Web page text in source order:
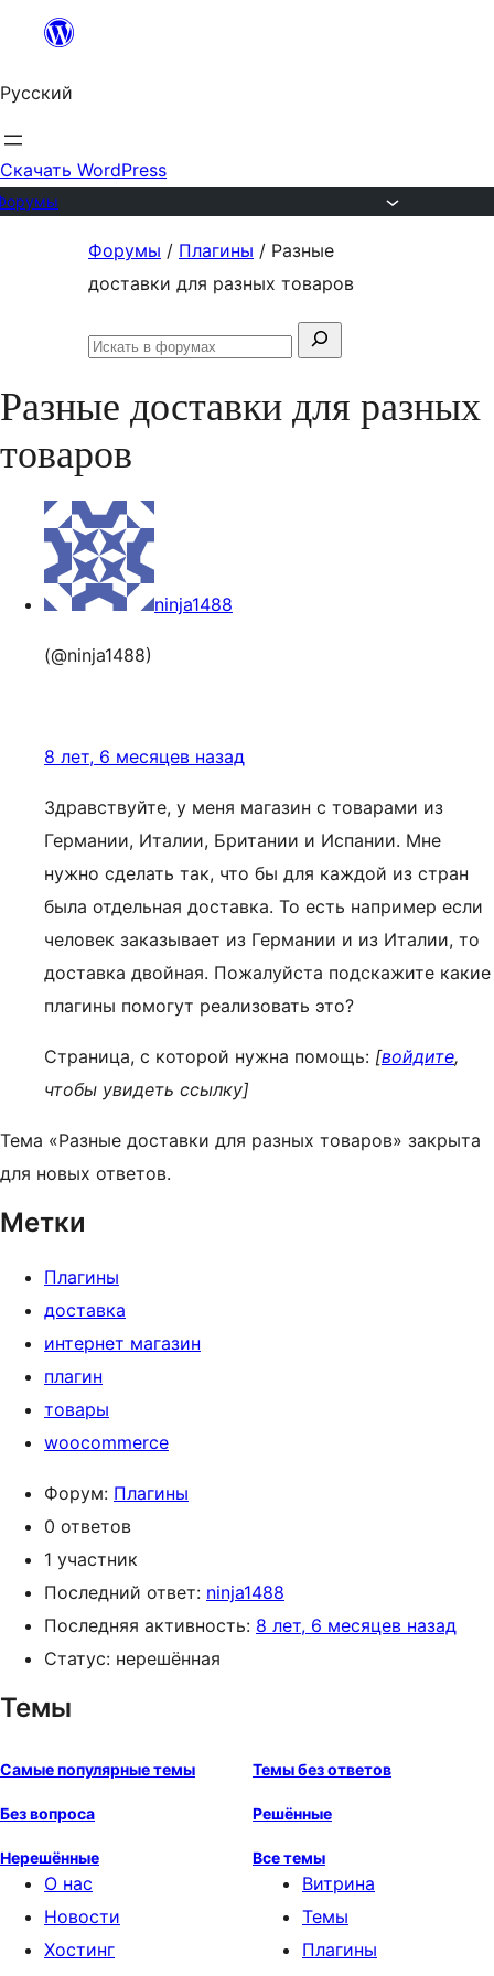
Перейти
содержимому
Русский
Скачать WordPress
Форумы / Плагины / Разные
доставки для разных товаров
Поиск:
Искать
Разные доставки для разных
товаров
ninja1488
(@ninja1488)
8 лет, 6 месяцев назад
Здравствуйте, у меня магазин с товарами из
Германии, Италии, Британии и Испании. Мне
нужно сделать так, что бы для каждой из стран
была отдельная доставка. То есть например если
человек заказывает из Германии и из Италии, то
доставка двойная. Пожалуйста подскажите какие
плагины помогут реализовать это?
Страница, с которой нужна помощь: [войдите,
чтобы увидеть ссылку]
Тема «Разные доставки для разных товаров» закрыта
для новых ответов.
Метки
Плагины
доставка
интернет магазин
плагин
товары
woocommerce
Форум: Плагины
0 ответов
1 участник
Последний ответ: ninja1488
Последняя активность: 8 лет, 6 месяцев назад
Статус: нерешённая
Темы
Самые популярные темы Темы без ответов
Без вопроса Решённые
Нерешённые Все темы
О нас
Новости
Хостинг
Витрина
Темы
Плагины